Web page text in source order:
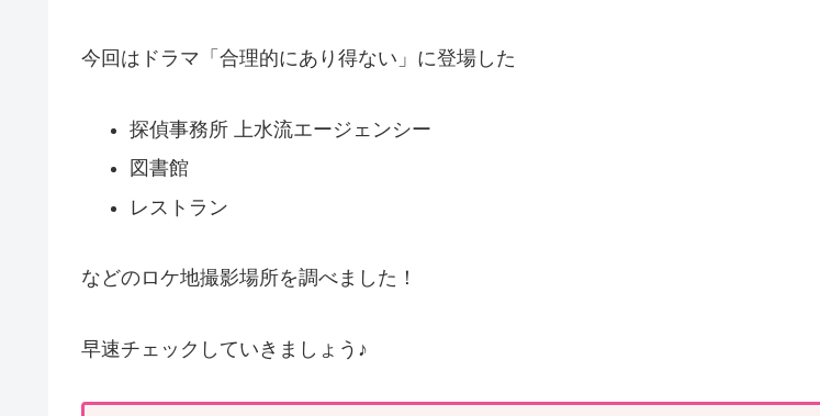
今回はドラマ「合理的にあり得ない」に登場した
探偵事務所 上水流エージェンシー
図書館
レストラン
などのロケ地撮影場所を調べました！
早速チェックしていきましょう♪